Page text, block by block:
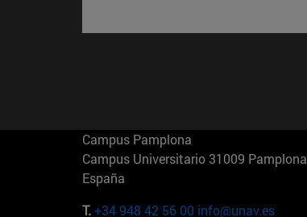
Campus Pamplona
Campus Universitario 31009 Pamplona
España
T.+34 948 42 56 00 info@unav.es